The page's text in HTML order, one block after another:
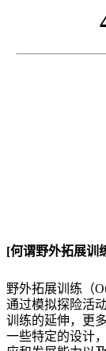
[何谓野外拓展训
野外拓展训练（
通过模拟探险活
训练的延伸，更
一些特定的设计